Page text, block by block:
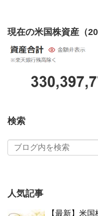
現在の米国株資産（
検索
人気記事
【最新】米